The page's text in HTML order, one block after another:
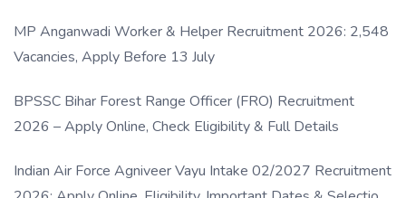
MP Anganwadi Worker & Helper Recruitment 2026: 2,548
Vacancies, Apply Before 13 July
BPSSC Bihar Forest Range Officer (FRO) Recruitment
2026 – Apply Online, Check Eligibility & Full Details
Indian Air Force Agniveer Vayu Intake 02/2027 Recruitment